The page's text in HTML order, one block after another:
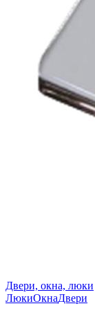
Двери, окна, люки
ЛюкиОкнаДвери